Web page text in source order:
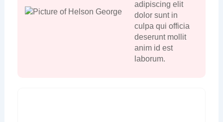
adipiscing elit
dolor sunt in
culpa qui officia
deserunt mollit
anim id est
laborum.